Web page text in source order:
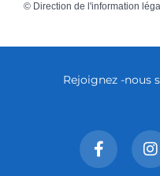
© Direction de l'information
Rejoignez -nous